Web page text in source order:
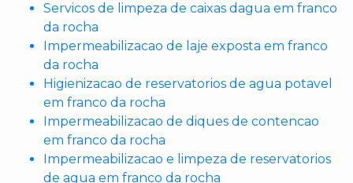
Servicos de limpeza de caixas dagua em franco
da rocha
Impermeabilizacao de laje exposta em franco
da rocha
Higienizacao de reservatorios de agua potavel
em franco da rocha
Impermeabilizacao de diques de contencao
em franco da rocha
Impermeabilizacao e limpeza de reservatorios
de agua em franco da rocha